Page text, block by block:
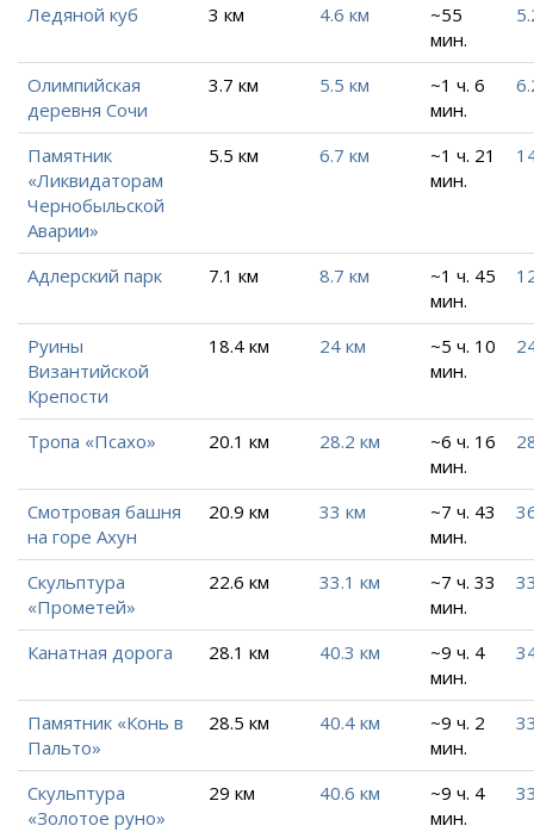
Ледяной куб 3 км 4.6 км
~55
мин.
Олимпийская
деревня Сочи
3.7 км 5.5 км
~1 ч. 6
мин.
Памятник
«Ликвидаторам
Чернобыльской
Аварии»
5.5 км 6.7 км
~1 ч. 21
мин.
Адлерский парк 7.1 км 8.7 км
~1 ч. 45
мин.
Руины
Византийской
Крепости
18.4 км 24 км
~5 ч. 10
мин.
Тропа «Псахо» 20.1 км 28.2 км
~6 ч. 16
мин.
Смотровая башня
на горе Ахун
20.9 км 33 км
~7 ч. 43
мин.
Скульптура
«Прометей»
22.6 км 33.1 км
~7 ч. 33
мин.
Канатная дорога 28.1 км 40.3 км
~9 ч. 4
мин.
Памятник «Конь в
Пальто»
28.5 км 40.4 км
~9 ч. 2
мин.
Скульптура
«Золотое руно»
29 км 40.6 км
~9 ч. 4
мин.